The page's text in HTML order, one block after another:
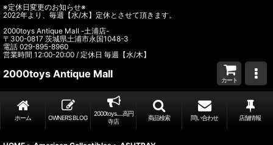
※定休日変更のお知らせ※
2022年より、毎週【水/木】定休とさせて頂きます。
2000toys Antique Mall -土浦店-
〒300-0817 茨城県土浦市永国1048-3
電話 029-895-8960
営業時間 12:00-20:00 / 定休日 毎週【水/木】
2000toys Antique Mall
カート
ホーム OWNER’S BLOG
2000toys.....高円
寺店
商品検索 問い合わせ 店舗情報